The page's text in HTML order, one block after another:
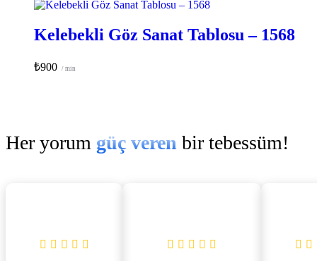
Kelebekli Göz Sanat Tablosu – 1568
₺900 / min
Her yorum güç veren bir tebessüm!